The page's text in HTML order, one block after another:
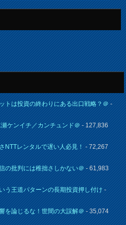
トは投資の終わりにある出口戦略？＠-
ケンイチ／カンチュンド＠- 127,836
NTTレンタルで遅い人必見！- 72,267
の批判には稚拙さしかない＠- 61,983
う王道パターンの長期投資押し付け-
を論じるな！世間の大誤解＠- 35,074